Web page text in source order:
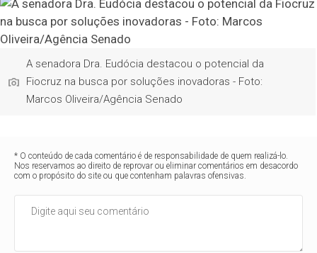
A senadora Dra. Eudócia destacou o potencial da
Fiocruz na busca por soluções inovadoras - Foto:
Marcos Oliveira/Agência Senado
* O conteúdo de cada comentário é de responsabilidade de quem realizá-lo.
Nos reservamos ao direito de reprovar ou eliminar comentários em desacordo
com o propósito do site ou que contenham palavras ofensivas.